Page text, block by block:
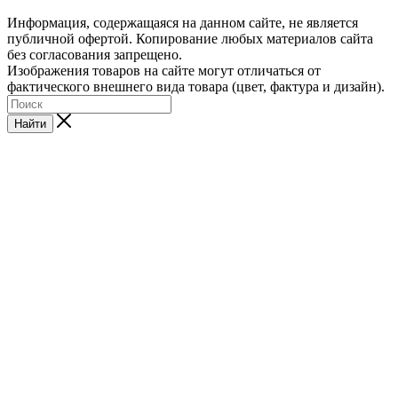
Информация, содержащаяся на данном сайте, не является
публичной офертой. Копирование любых материалов сайта
без согласования запрещено.
Изображения товаров на сайте могут отличаться от
фактического внешнего вида товара (цвет, фактура и дизайн).
Найти